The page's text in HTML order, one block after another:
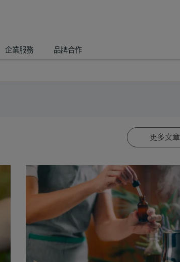
企業服務 品牌合作
更多文章